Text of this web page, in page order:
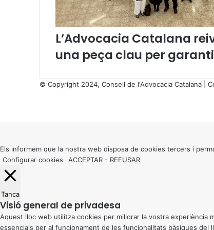
L’Advocacia Catalana
una peça clau per
© Copyright 2024, Consell de l'Advocacia Catalana |
button
Els informem que la nostra web disposa de cookies tercers i
Configurar cookies
ACCEPTAR - REFUSAR
Tanca
Visió general de privadesa
Aquest lloc web utilitza cookies per millorar la vostra experiència
essencials per al funcionament de les funcionalitats bàsiques